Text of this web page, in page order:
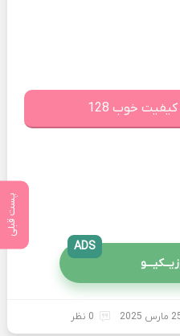
پست قبلی
خوب 128
ADS
2025 0 نظر